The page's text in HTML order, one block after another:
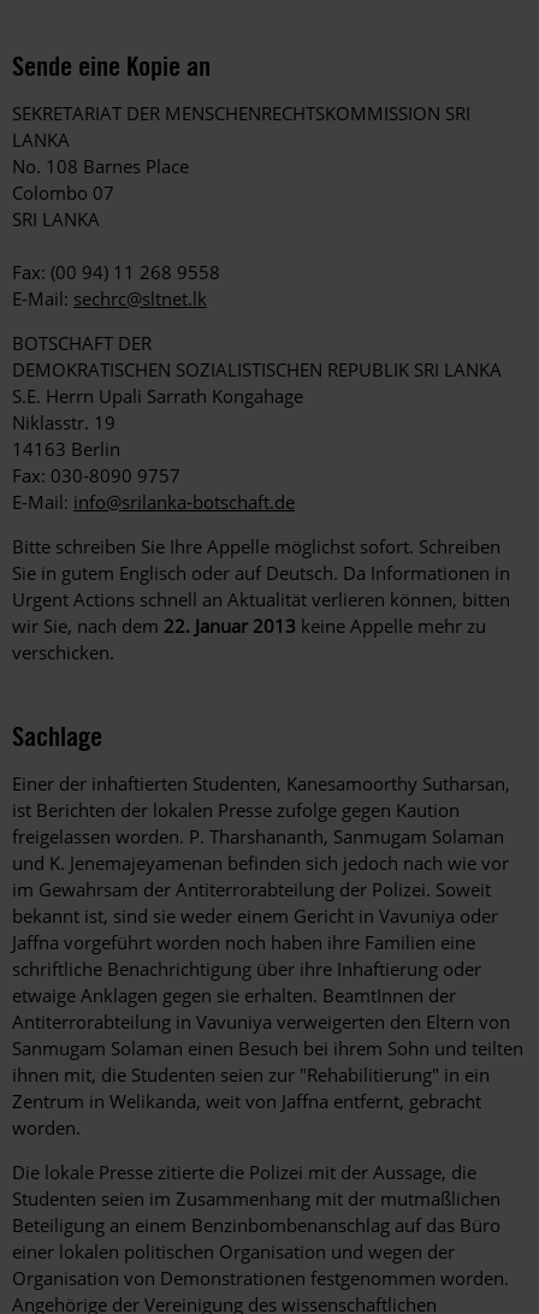
Sende eine Kopie an
SEKRETARIAT DER MENSCHENRECHTSKOMMISSION SRI
LANKA
No. 108 Barnes Place
Colombo 07
SRI LANKA
Fax: (00 94) 11 268 9558
E-Mail: sechrc@sltnet.lk
BOTSCHAFT DER
DEMOKRATISCHEN SOZIALISTISCHEN REPUBLIK SRI LANKA
S.E. Herrn Upali Sarrath Kongahage
Niklasstr. 19
14163 Berlin
Fax: 030-8090 9757
E-Mail: info@srilanka-botschaft.de
Bitte schreiben Sie Ihre Appelle möglichst sofort. Schreiben
Sie in gutem Englisch oder auf Deutsch. Da Informationen in
Urgent Actions schnell an Aktualität verlieren können, bitten
wir Sie, nach dem 22. Januar 2013 keine Appelle mehr zu
verschicken.
Sachlage
Einer der inhaftierten Studenten, Kanesamoorthy Sutharsan,
ist Berichten der lokalen Presse zufolge gegen Kaution
freigelassen worden. P. Tharshananth, Sanmugam Solaman
und K. Jenemajeyamenan befinden sich jedoch nach wie vor
im Gewahrsam der Antiterrorabteilung der Polizei. Soweit
bekannt ist, sind sie weder einem Gericht in Vavuniya oder
Jaffna vorgeführt worden noch haben ihre Familien eine
schriftliche Benachrichtigung über ihre Inhaftierung oder
etwaige Anklagen gegen sie erhalten. BeamtInnen der
Antiterrorabteilung in Vavuniya verweigerten den Eltern von
Sanmugam Solaman einen Besuch bei ihrem Sohn und teilten
ihnen mit, die Studenten seien zur "Rehabilitierung" in ein
Zentrum in Welikanda, weit von Jaffna entfernt, gebracht
worden.
Die lokale Presse zitierte die Polizei mit der Aussage, die
Studenten seien im Zusammenhang mit der mutmaßlichen
Beteiligung an einem Benzinbombenanschlag auf das Büro
einer lokalen politischen Organisation und wegen der
Organisation von Demonstrationen festgenommen worden.
Angehörige der Vereinigung des wissenschaftlichen